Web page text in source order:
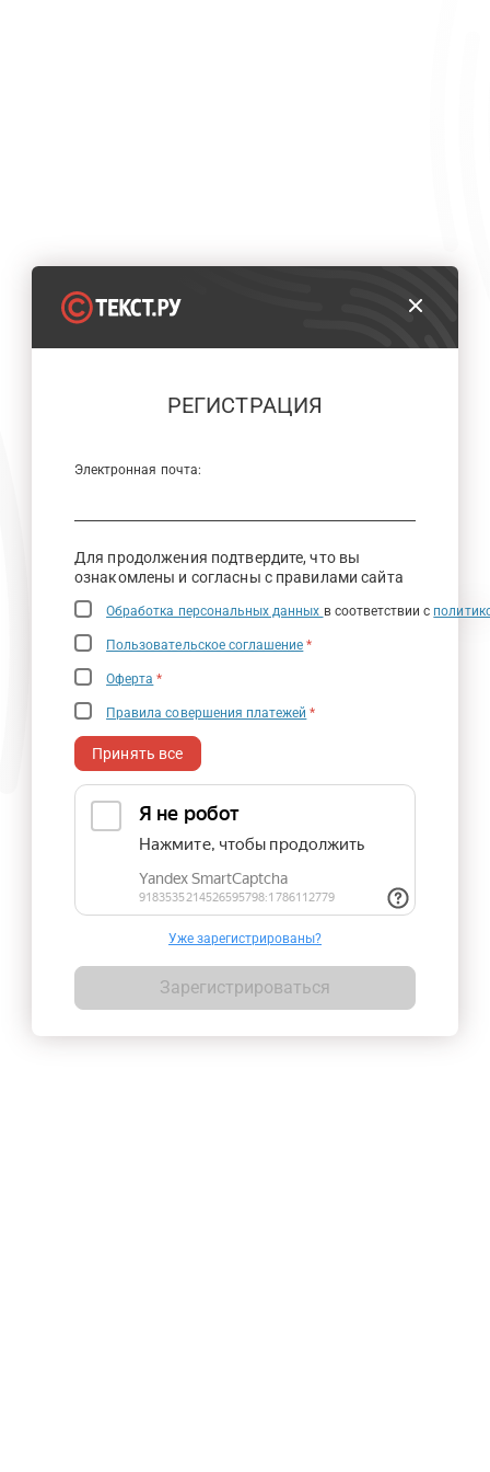
РЕГИСТРАЦИЯ
Электронная почта:
Для продолжения подтвердите, что вы
ознакомлены и согласны с правилами сайта
Обработка персональных данных в соответствии с
Пользовательское соглашение *
Оферта *
Правила совершения платежей *
Принять все
Уже зарегистрированы?
Зарегистрироваться